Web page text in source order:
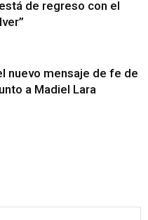
de regreso con el
nuevo mensaje de fe de
a Madiel Lara